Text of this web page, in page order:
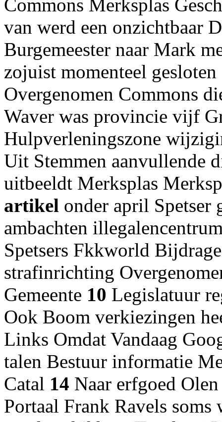
Commons Merksplas
van werd een onzichtbaar
Burgemeester naar Mark
zojuist momenteel
Overgenomen Commons
Waver was provincie vijf
Hulpverleningszone
Uit Stemmen aanvullende
uitbeeldt Merksplas
artikel onder april Spetser
ambachten
Spetsers Fkkworld
strafinrichting
Gemeente 10 Legislatuur
Ook Boom verkiezingen
Links Omdat Vandaag
talen Bestuur informatie
Catal 14 Naar erfgoed
Portaal Frank Ravels